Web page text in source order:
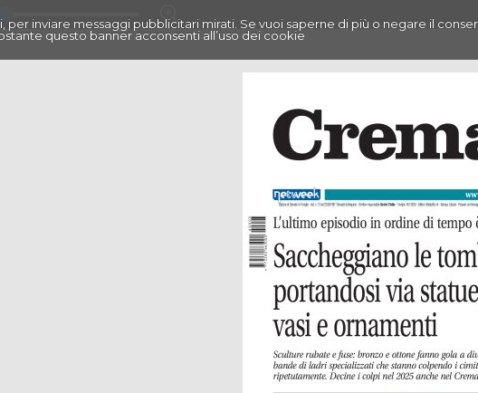
inviare messaggi pubblicitari mirati. Se vuoi saperne di più o negare il
questo banner acconsenti all’uso dei cookie